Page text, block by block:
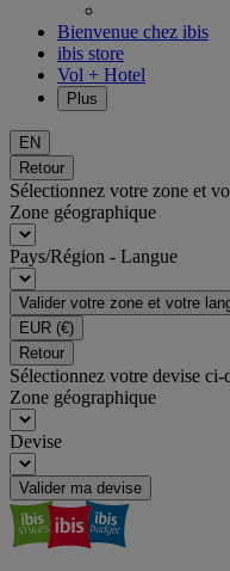
Bienvenue chez ibis
ibis store
Vol + Hotel
Plus
EN
Retour
Sélectionnez votre zone et
Zone géographique
Pays/Région - Langue
Valider votre zone et votre
EUR (€)
Retour
Sélectionnez votre devise ci-
Zone géographique
Devise
Valider ma devise